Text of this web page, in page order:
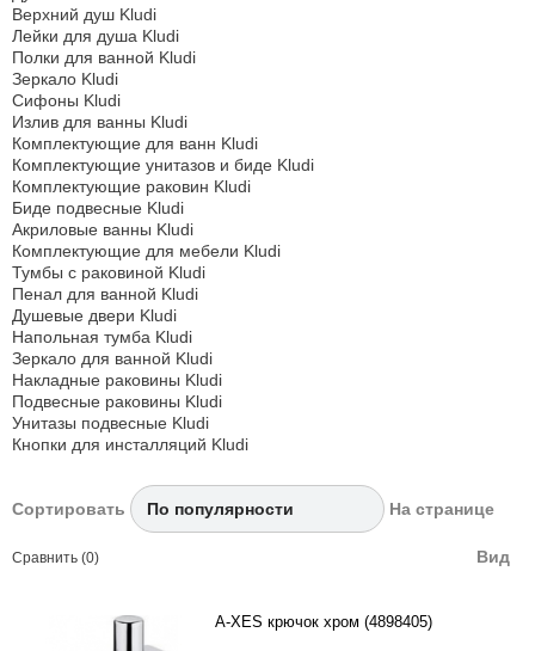
Верхний душ Kludi
Лейки для душа Kludi
Полки для ванной Kludi
Зеркало Kludi
Сифоны Kludi
Излив для ванны Kludi
Комплектующие для ванн Kludi
Комплектующие унитазов и биде Kludi
Комплектующие раковин Kludi
Биде подвесные Kludi
Акриловые ванны Kludi
Комплектующие для мебели Kludi
Тумбы с раковиной Kludi
Пенал для ванной Kludi
Душевые двери Kludi
Напольная тумба Kludi
Зеркало для ванной Kludi
Накладные раковины Kludi
Подвесные раковины Kludi
Унитазы подвесные Kludi
Кнопки для инсталляций Kludi
Сортировать На странице
Вид
Сравнить (0)
A-XES крючок хром (4898405)